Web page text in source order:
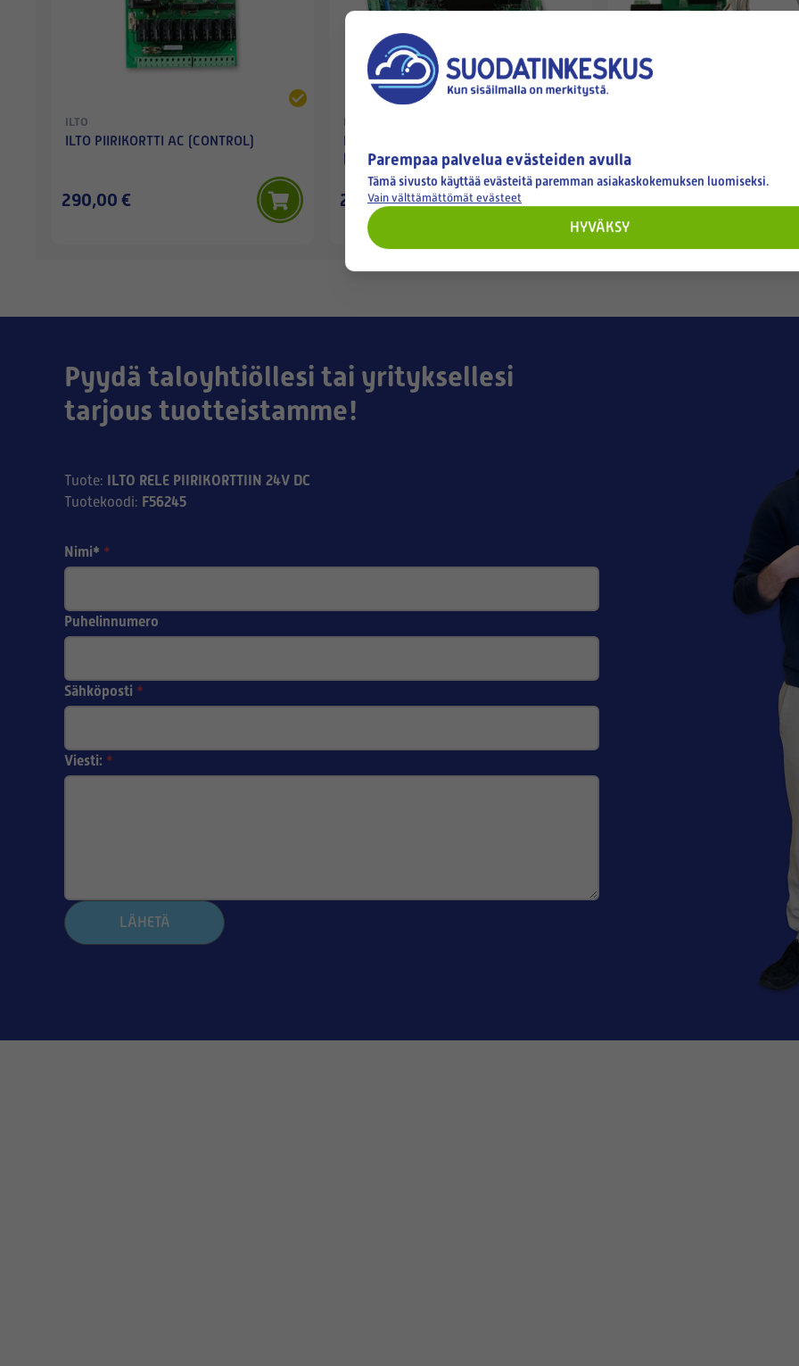
ILTO
ILTO PIIRIKORTTI AC (CONTROL)
290,00 €
ILTO
ILTO/SWEGON PIIRIKORTTI EC
(PREMIUM/SMART 2.x)
234,00 €
(ANTURI+JOHTO+PIIRIKORTTI)
Pyydä taloyhtiöllesi tai yrityksellesi
tarjous tuotteistamme!
Tuote: ILTO RELE PIIRIKORTTIIN 24V DC
Tuotekoodi: F56245
Nimi* *
Puhelinnumero
Sähköposti *
Viesti: *
LÄHETÄ
Parempaa palvelua evästeiden avulla
Tämä sivusto käyttää evästeitä paremman asiakaskokemuksen luomiseksi.
Vain välttämättömät evästeet
HYVÄKSY